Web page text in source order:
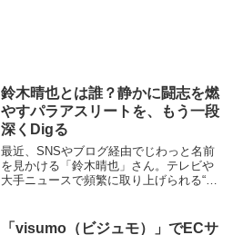
鈴木晴也とは誰？静かに闘志を燃
やすパラアスリートを、もう一段
深くDigる
最近、SNSやブログ経由でじわっと名前
を見かける「鈴木晴也」さん。テレビや
大手ニュースで頻繁に取り上げられる“超
る…」と興味が湧いてくるタイプの人で
「visumo（ビジュモ）」でECサ